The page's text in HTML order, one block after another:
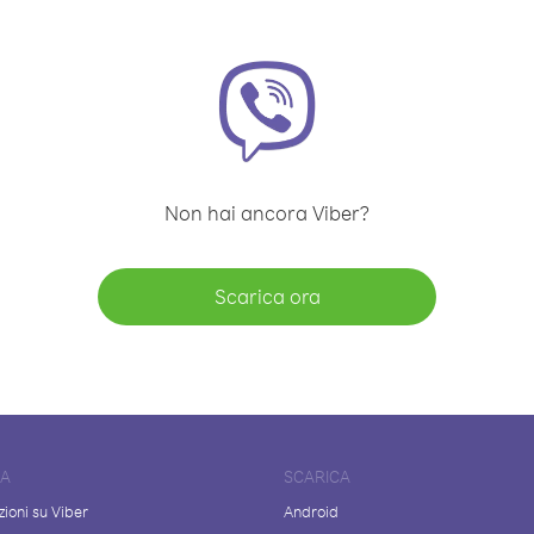
Non hai ancora Viber?
Scarica ora
su Viber
SCARICA
Android